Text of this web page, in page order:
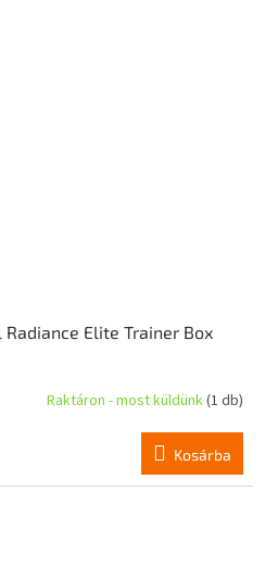
Radiance Elite Trainer Box
Raktáron - most küldünk(1 db)
Kosárba